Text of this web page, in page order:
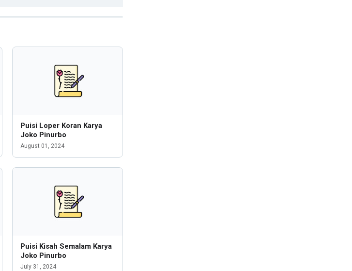
Puisi Loper Koran Karya
Joko Pinurbo
August 01, 2024
Puisi Kisah Semalam Karya
Joko Pinurbo
July 31, 2024